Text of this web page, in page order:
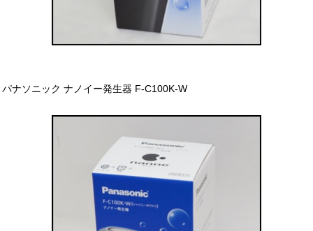
パナソニック ナノイー発生器 F-C100K-W